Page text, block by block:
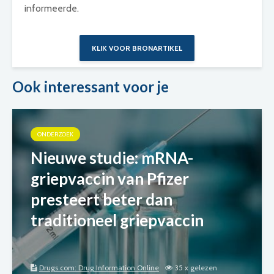
informeerde.
KLIK VOOR BRONARTIKEL
Ook interessant voor je
ONDERZOEK
Nieuwe studie: mRNA-
griepvaccin van Pfizer
presteert beter dan
traditioneel griepvaccin
Drugs.com: Drug Information Online 35 x gelezen